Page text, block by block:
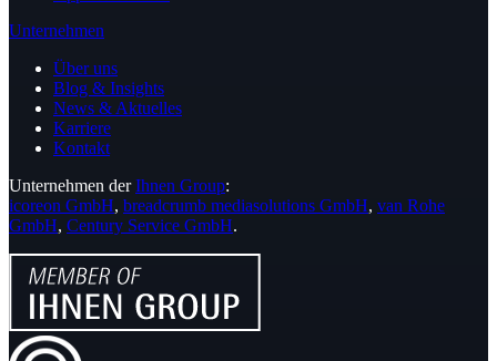
Unternehmen
Über uns
Blog & Insights
News & Aktuelles
Karriere
Kontakt
Unternehmen derIhnen Group:
icoreon GmbH, breadcrumb mediasolutions GmbH, van Rohe
GmbH, Century Service GmbH.